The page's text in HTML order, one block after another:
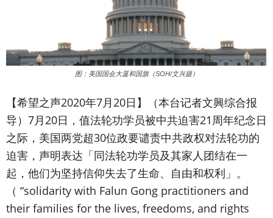
图：美国国会大厦和国旗（SOH/文兴摄）
【希望之声2020年7月20日】（本台记者文興综合报
导） 7月20日，值法轮功学员被中共迫害21周年纪念日
之际，美国两党超30位政要谴责中共政权对法轮功的
迫害，声明表达「同法轮功学员及其家人团结在一
起，他们为坚持信仰失去了生命、自由和权利」。
（ “solidarity with Falun Gong practitioners and
their families for the lives, freedoms, and rights